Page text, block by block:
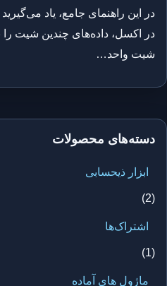
در اکسل، داده‌های چندین شیت
شیت واحد…
دسته‌های محصولات
ابزار ذیحسابی
(2)
اشتراک‌ها
(1)
ماژول های آماده